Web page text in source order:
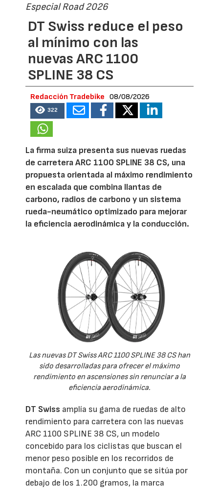
Especial Road 2026
DT Swiss reduce el peso
al mínimo con las
nuevas ARC 1100
SPLINE 38 CS
Redacción Tradebike 08/08/2026
322
La firma suiza presenta sus nuevas ruedas
de carretera ARC 1100 SPLINE 38 CS, una
propuesta orientada al máximo rendimiento
en escalada que combina llantas de
carbono, radios de carbono y un sistema
rueda-neumático optimizado para mejorar
la eficiencia aerodinámica y la conducción.
Las nuevas DT Swiss ARC 1100 SPLINE 38 CS han
sido desarrolladas para ofrecer el máximo
rendimiento en ascensiones sin renunciar a la
eficiencia aerodinámica.
DT Swiss amplía su gama de ruedas de alto
rendimiento para carretera con las nuevas
ARC 1100 SPLINE 38 CS, un modelo
concebido para los ciclistas que buscan el
menor peso posible en los recorridos de
montaña. Con un conjunto que se sitúa por
debajo de los 1.200 gramos, la marca